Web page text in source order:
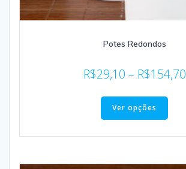
Potes Redondos
R$29,10 – R$154,70
Ver opções